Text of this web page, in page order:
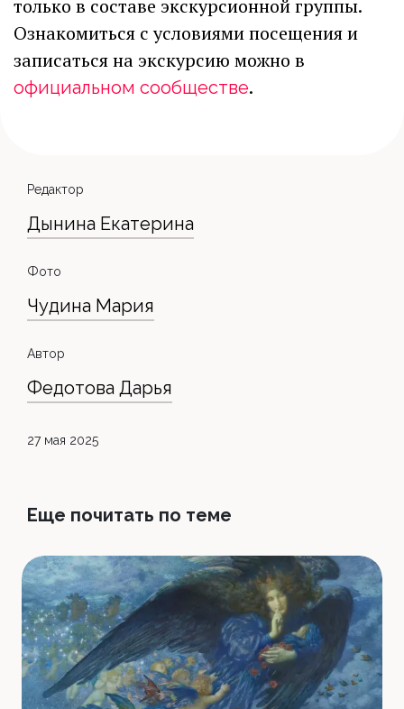
только в составе экскурсионной группы.
Ознакомиться с условиями посещения и
записаться на экскурсию можно в
официальном сообществе.
Редактор
Дынина Екатерина
Фото
Чудина Мария
Автор
Федотова Дарья
27 мая 2025
Еще почитать по теме